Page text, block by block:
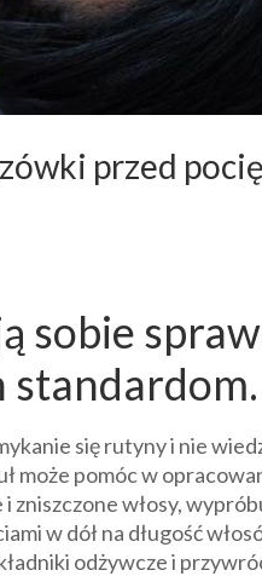
przed
sobie
standardom.
się rutyny i nie
może pomóc w
zniszczone włosy,
w dół na długość
odżywcze i